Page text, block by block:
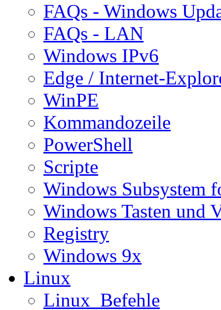
FAQs - Windows
FAQs - LAN
Windows IPv6
Edge / Internet-
WinPE
Kommandozeile
PowerShell
Scripte
Windows Subsystem
Windows Tasten und
Registry
Windows 9x
Linux
Linux_Befehle